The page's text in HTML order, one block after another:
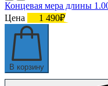
Концевая мера длины
Цена
1 490₽
В корзину